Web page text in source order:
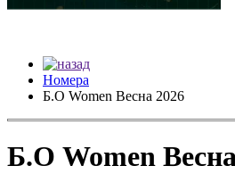
Номера
Б.О Women Весна 2026
Б.О Women